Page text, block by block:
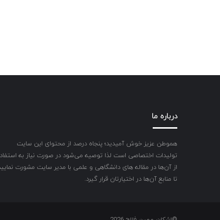
درباره ما
هموطن عزیز خوش آمیدید؛ پنجاه درصد از محتوای این سایت
تولیدات اختصاصی است لذا توصیه می‌شود در صورت نیاز به
از آن‌ها در مقاله های دانشگاهی و علمی با مدیر سایت مشورت
تا منابع آن‌ها در اختیارتان قرار گیرد.